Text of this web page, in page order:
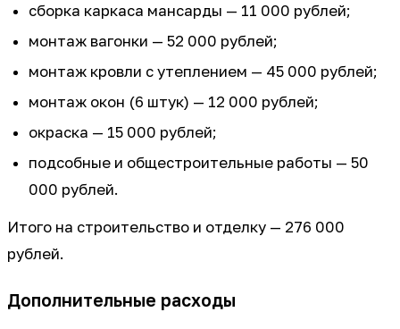
сборка каркаса мансарды — 11 000 рублей;
монтаж вагонки — 52 000 рублей;
монтаж кровли с утеплением — 45 000 рублей;
монтаж окон (6 штук) — 12 000 рублей;
окраска — 15 000 рублей;
подсобные и общестроительные работы — 50
000 рублей.
Итого на строительство и отделку — 276 000
рублей.
Дополнительные расходы